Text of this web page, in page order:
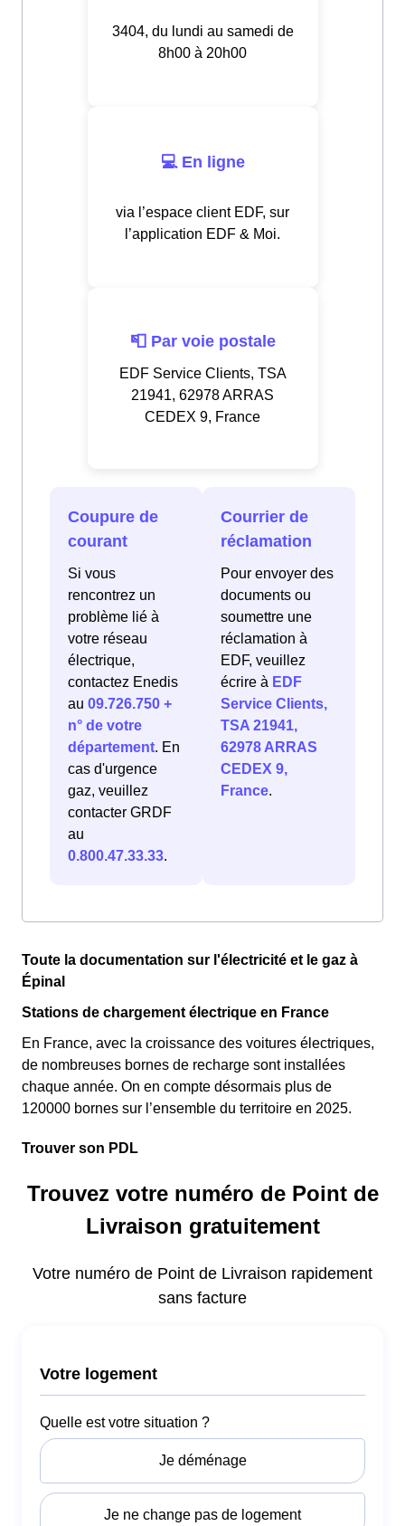
3404, du lundi au samedi de
8h00 à 20h00
💻 En ligne
via l’espace client EDF, sur
l’application EDF & Moi.
📮 Par voie postale
EDF Service Clients, TSA
21941, 62978 ARRAS
CEDEX 9, France
Coupure de
courant
Si vous
rencontrez un
problème lié à
votre réseau
électrique,
contactez Enedis
au 09.726.750 +
n° de votre
département. En
cas d'urgence
gaz, veuillez
contacter GRDF
au
0.800.47.33.33.
Courrier de
réclamation
Pour envoyer des
documents ou
soumettre une
réclamation à
EDF, veuillez
écrire à EDF
Service Clients,
TSA 21941,
62978 ARRAS
CEDEX 9,
France.
Toute la documentation sur l'électricité et le gaz à
Épinal
Stations de chargement électrique en France
En France, avec la croissance des voitures électriques,
de nombreuses bornes de recharge sont installées
chaque année. On en compte désormais plus de
120000 bornes sur l’ensemble du territoire en 2025.
Trouver son PDL